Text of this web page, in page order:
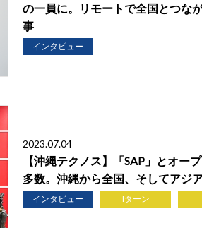
の一員に。リモートで全国とつな
事
インタビュー
2023.07.04
【沖縄テクノス】「SAP」とオ
多数。沖縄から全国、そしてアジ
インタビュー Iターン